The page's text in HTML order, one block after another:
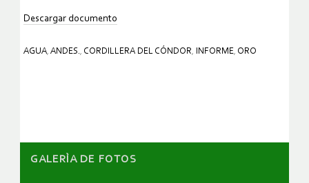
Descargar documento
AGUA, ANDES., CORDILLERA DEL CÓNDOR, INFORME, ORO
GALERÌA DE FOTOS